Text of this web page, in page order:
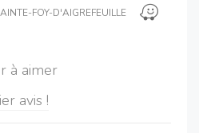
FOY-D'AIGREFEUILLE
à aimer
avis !